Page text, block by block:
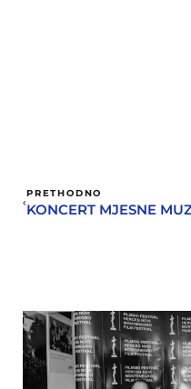
PRETHODNO